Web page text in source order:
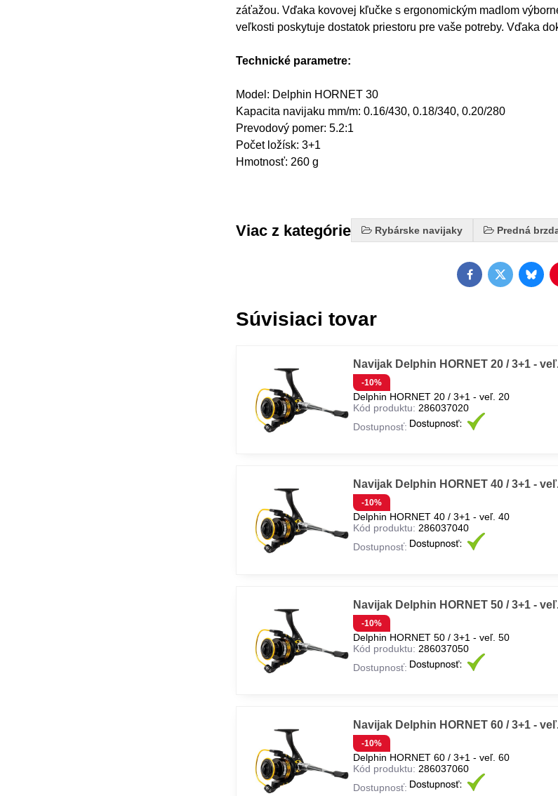
záťažou. Vďaka kovovej kľučke s ergonomickým madlom
veľkosti poskytuje dostatok priestoru pre vaše potreby. Vďaka
Technické parametre:
Model: Delphin HORNET 30
Kapacita navijaku mm/m: 0.16/430, 0.18/340, 0.20/280
Prevodový pomer: 5.2:1
Počet ložísk: 3+1
Hmotnosť: 260 g
Viac z kategórie Rybárske navijaky Predná
FacebookTwitter
Súvisiaci tovar
Navijak Delphin HORNET 20 / 3+1 -
-10%
Delphin HORNET 20 / 3+1 - veľ. 20
Kód produktu: 286037020
Dostupnosť:
Navijak Delphin HORNET 40 / 3+1 -
-10%
Delphin HORNET 40 / 3+1 - veľ. 40
Kód produktu: 286037040
Dostupnosť:
Navijak Delphin HORNET 50 / 3+1 -
-10%
Delphin HORNET 50 / 3+1 - veľ. 50
Kód produktu: 286037050
Dostupnosť:
Navijak Delphin HORNET 60 / 3+1 -
-10%
Delphin HORNET 60 / 3+1 - veľ. 60
Kód produktu: 286037060
Dostupnosť: